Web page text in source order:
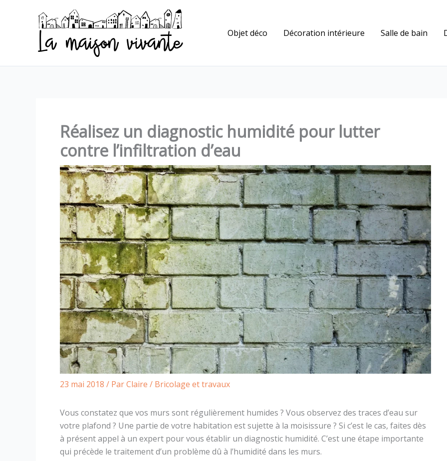
Objet déco Décoration intérieure Salle de bain
Réalisez un diagnostic humidité pour lutter
contre l’infiltration d’eau
23 mai 2018 / ParClaire / Bricolage et travaux
Vous constatez que vos murs sont régulièrement humides ? Vous observez des traces d’eau sur
votre plafond ? Une partie de votre habitation est sujette à la moisissure ? Si c’est le cas, faites dès
à présent appel à un expert pour vous établir un diagnostic humidité. C’est une étape importante
qui précède le traitement d’un problème dû à l’humidité dans les murs.